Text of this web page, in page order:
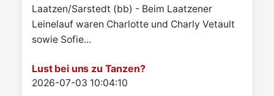
Laatzen/Sarstedt (bb) - Beim Laatzener
Leinelauf waren Charlotte und Charly Vetault
sowie Sofie...
Lust bei uns zu Tanzen?
Details
2026-07-03 10:04:10